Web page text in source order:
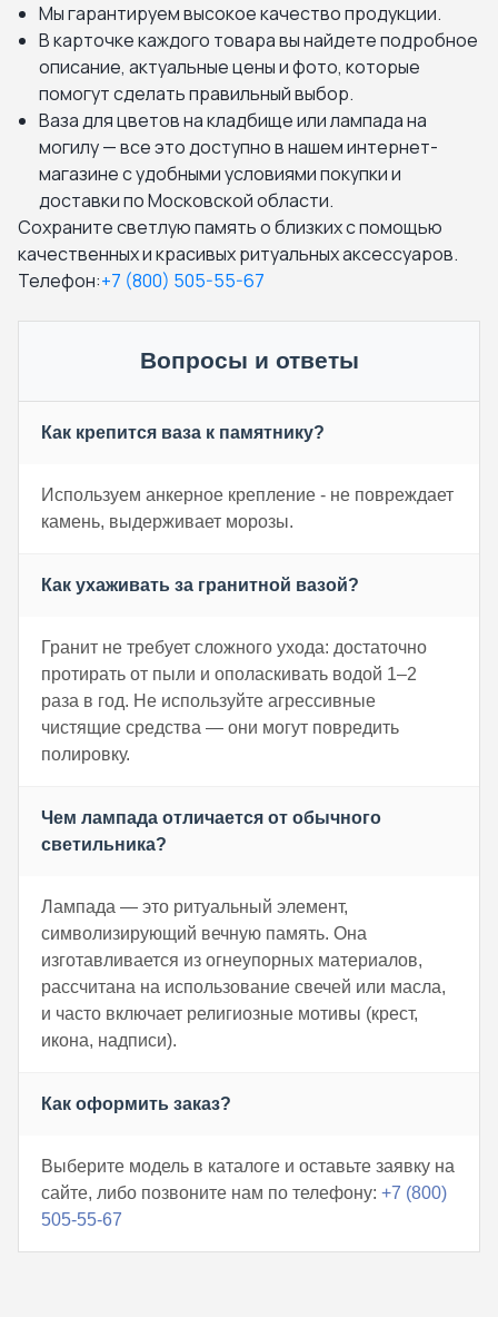
Мы гарантируем высокое качество продукции.
В карточке каждого товара вы найдете подробное
описание, актуальные цены и фото, которые
помогут сделать правильный выбор.
Ваза для цветов на кладбище или лампада на
могилу — все это доступно в нашем интернет-
магазине с удобными условиями покупки и
доставки по Московской области.
Сохраните светлую память о близких с помощью
качественных и красивых ритуальных аксессуаров.
Телефон:+7 (800) 505-55-67
Вопросы и ответы
Как крепится ваза к памятнику?
Используем анкерное крепление - не повреждает
камень, выдерживает морозы.
Как ухаживать за гранитной вазой?
Гранит не требует сложного ухода: достаточно
протирать от пыли и ополаскивать водой 1–2
раза в год. Не используйте агрессивные
чистящие средства — они могут повредить
полировку.
Чем лампада отличается от обычного
светильника?
Лампада — это ритуальный элемент,
символизирующий вечную память. Она
изготавливается из огнеупорных материалов,
рассчитана на использование свечей или масла,
и часто включает религиозные мотивы (крест,
икона, надписи).
Как оформить заказ?
Выберите модель в каталоге и оставьте заявку на
сайте, либо позвоните нам по телефону: +7 (800)
505-55-67